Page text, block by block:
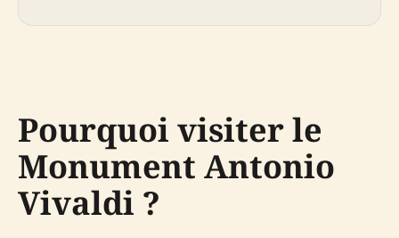
Pourquoi visiter le
Monument Antonio
Vivaldi ?